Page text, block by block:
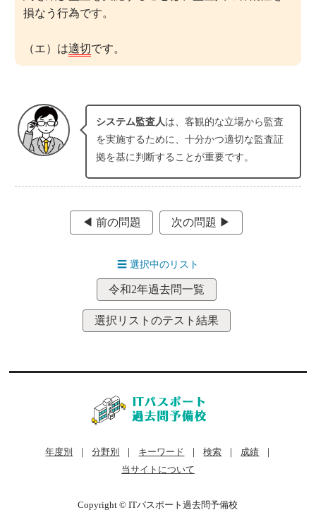
損なう行為です。
（エ）は適切です。
システム監査人は、客観的な立場から監査
を実施するために、十分かつ適切な監査証
拠を基に判断することが重要です。
◀︎ 前の問題 次の問題 ▶︎
☰選択中のリスト
令和2年過去問一覧
選択リストのテスト結果
年度別 分野別 キーワード 検索 成績
当サイトについて
Copyright © ITパスポート過去問予備校